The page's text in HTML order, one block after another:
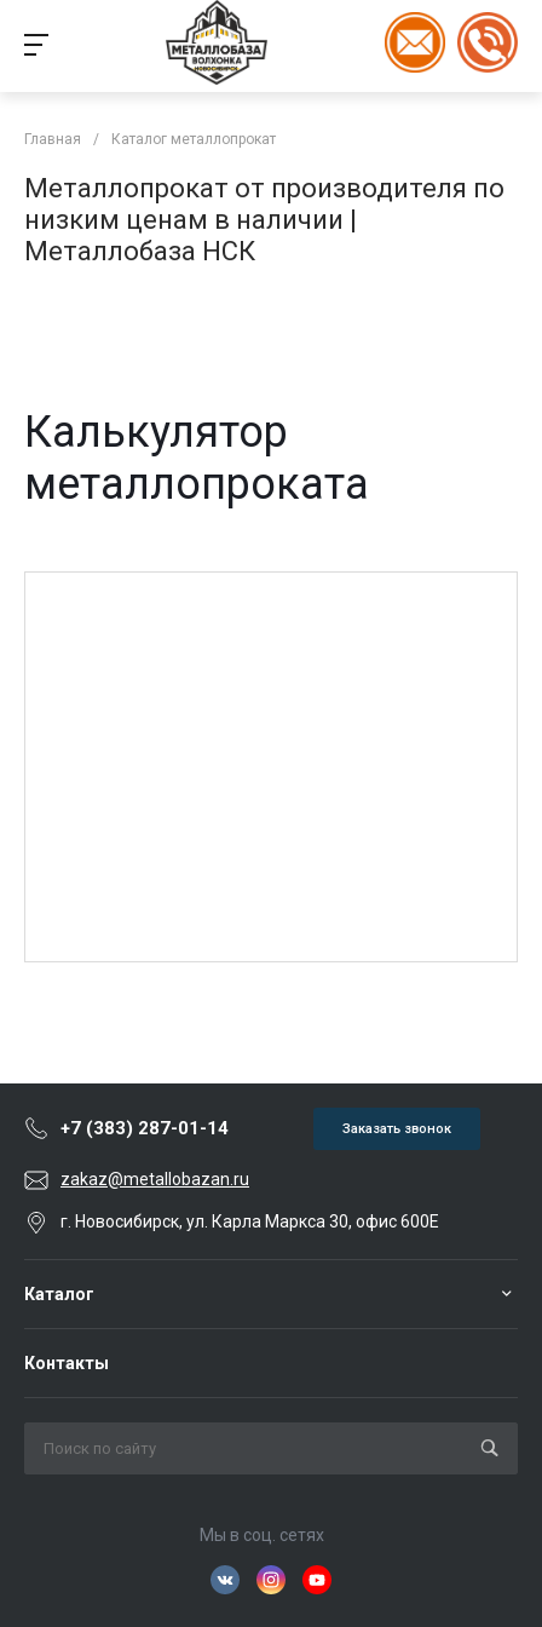
Главная / Каталог металлопрокат
Металлопрокат от производителя по
низким ценам в наличии |
Металлобаза НСК
Калькулятор
металлопроката
+7 (383) 287-01-14 Заказать звонок
zakaz@metallobazan.ru
г. Новосибирск, ул. Карла Маркса 30, офис 600Е
Каталог
Контакты
Мы в соц. сетях